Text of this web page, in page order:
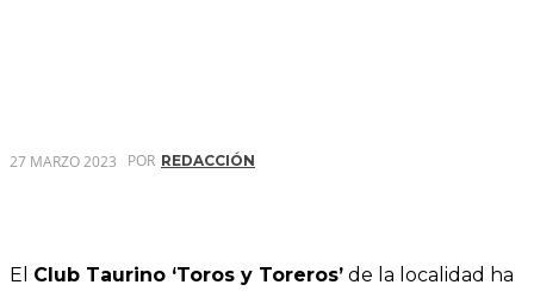
27 MARZO 2023 POR REDACCIÓN
El Club Taurino ‘Toros y Toreros’ de la localidad ha